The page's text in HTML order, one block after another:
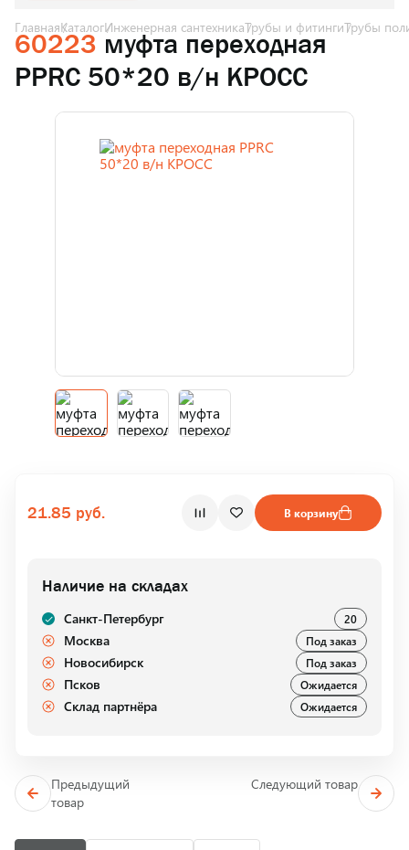
ГлавнаяКаталогИнженерная сантехникаТрубы и фитингиТрубы
60223 муфта переходная
PPRC 50*20 в/н КРОСС
21.85 руб. В корзину
Наличие на складах
Санкт-Петербург 20
Москва Под заказ
Новосибирск Под заказ
Псков Ожидается
Склад партнёра Ожидается
Предыдущий
товар
Следующий товар